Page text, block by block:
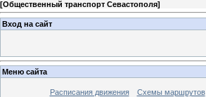
[Общественный транспорт Севастополя]
Вход на сайт
Меню сайта
Расписания движения Схемы маршрутов